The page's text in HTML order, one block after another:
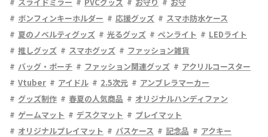
ボンフィンキーホルダー
応援グッズ
スマホ防水ケース
夏のノベルティグッズ
光るグッズ ペンライト
LEDライト
推しグッズ
スマホグッズ
ファッション雑貨
バッグ・ポーチ
ファッション関連グッズ
アクリルコースター
Vtuber
アイドル 2.5次元
アンブレラマーカー
グッズ制作
春夏の人気商品
オリジナルハンディファン
ゲームマット
デスクマット
プレイマット
オリジナルプレイマット
パスケース 記念品
アクキー